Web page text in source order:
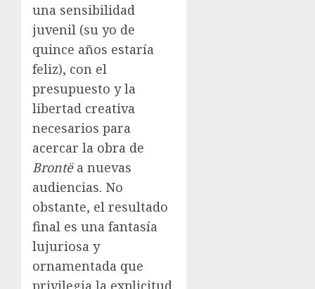
una sensibilidad
juvenil (su yo de
quince años estaría
feliz), con el
presupuesto y la
libertad creativa
necesarios para
acercar la obra de
Brontëa nuevas
audiencias. No
obstante, el resultado
final es una fantasía
lujuriosa y
ornamentada que
privilegia la explicitud